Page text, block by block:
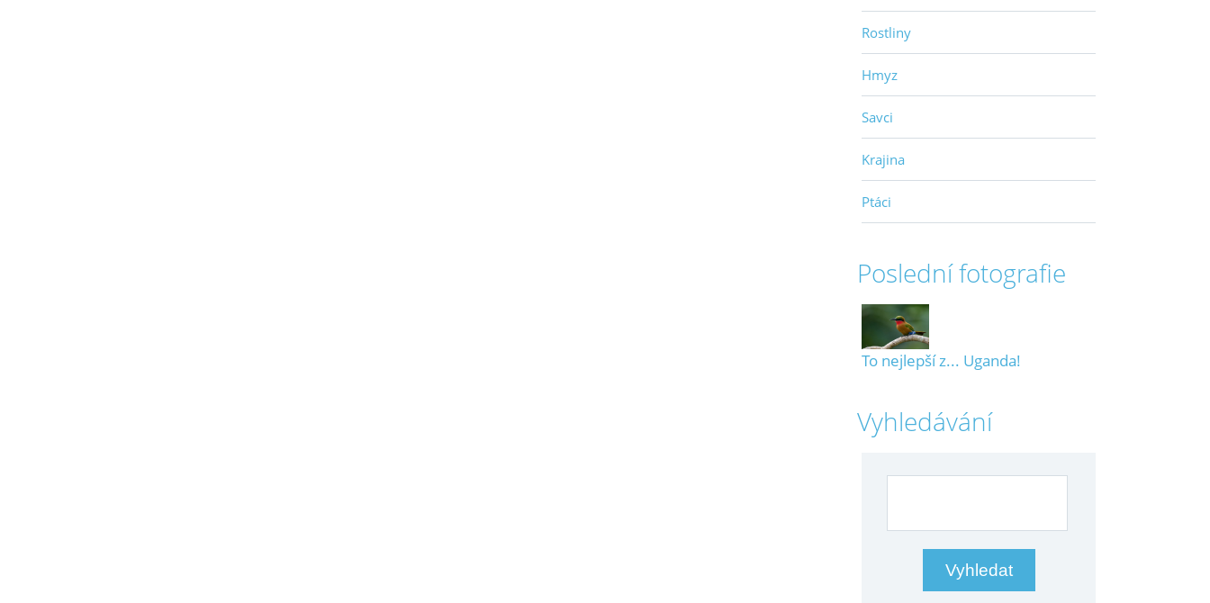
Rostliny
Hmyz
Savci
Krajina
Ptáci
Poslední fotografie
To nejlepší z... Uganda!
Vyhledávání